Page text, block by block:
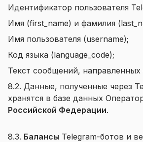
Идентификатор пользователя
Имя (first_name) и фамилия
Имя пользователя (username);
Код языка (language_code);
Текст сообщений, направленных
8.2. Данные, полученные через
хранятся в базе данных
Российской Федерации.
8.3. Балансы Telegram-ботов и